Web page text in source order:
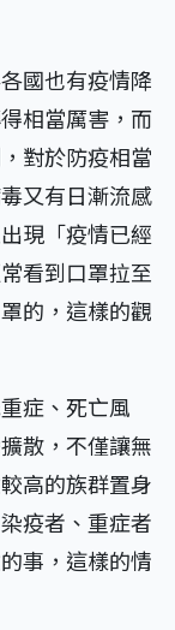
國也有疫情降
相當厲害，而
對於防疫相當
又有日漸流感
現「疫情已經
看到口罩拉至
的，這樣的觀
症、死亡風
散，不僅讓無
高的族群置身
疫者、重症者
事，這樣的情